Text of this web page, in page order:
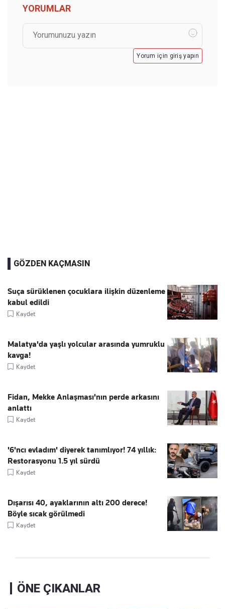
YORUMLAR
Yorum için giriş yapın
GÖZDEN KAÇMASIN
Suça sürüklenen çocuklara ilişkin düzenleme
kabul edildi
Kaydet
Malatya'da yaşlı yolcular arasında yumruklu
kavga!
Kaydet
Fidan, Mekke Anlaşması'nın perde arkasını
anlattı
Kaydet
'6'ncı evladım' diyerek tanımlıyor! 74 yıllık:
Restorasyonu 1.5 yıl sürdü
Kaydet
Dışarısı 40, ayaklarının altı 200 derece!
Böyle sıcak görülmedi
Kaydet
ÖNE ÇIKANLAR